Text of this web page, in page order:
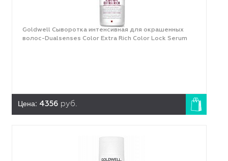
Goldwell Сыворотка интенсивная для окрашенных
волос-Dualsenses Color Extra Rich Color Lock Serum
Цена: 4356 руб.